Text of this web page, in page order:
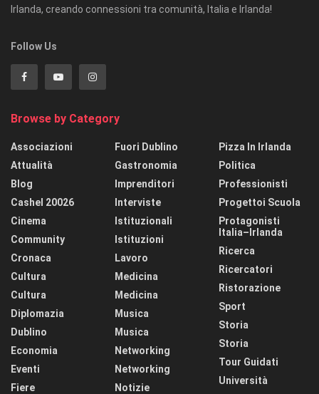
Irlanda, creando connessioni tra comunità, Italia e Irlanda!
Follow Us
Browse by Category
Associazioni
Attualità
Blog
Cashel 20026
Cinema
Community
Cronaca
Cultura
Cultura
Diplomazia
Dublino
Economia
Eventi
Fiere
Fuori Dublino
Gastronomia
Imprenditori
Interviste
Istituzionali
Istituzioni
Lavoro
Medicina
Medicina
Musica
Musica
Networking
Networking
Notizie
Pizza In Irlanda
Politica
Professionisti
Progettoi Scuola
Protagonisti
Italia–Irlanda
Ricerca
Ricercatori
Ristorazione
Sport
Storia
Storia
Tour Guidati
Università